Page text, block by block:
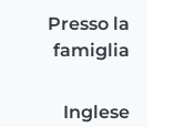
Presso la
famiglia
Inglese